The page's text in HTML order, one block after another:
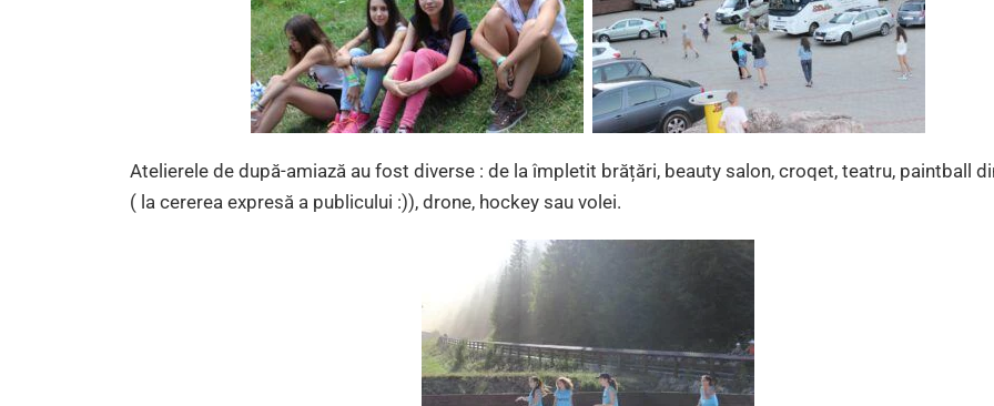
Atelierele de după-amiază au fost diverse : de la împletit brățări, beauty salon, croqet, teatru, paintball
( la cererea expresă a publicului :)), drone, hockey sau volei.